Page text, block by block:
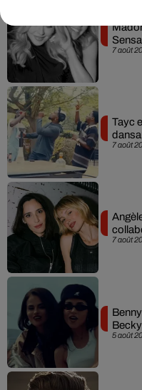
7 août
7 août
Tayc
7 août
5 août